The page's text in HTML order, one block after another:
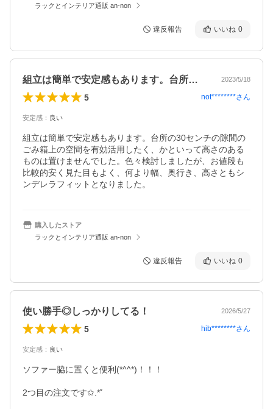
ラックとインテリア通販 an-non
違反報告 いいね 0
組立は簡単で安定感もあります。台所の3… 2023/5/18
5 not********さん
安定感 ： 良い
組立は簡単で安定感もあります。台所の30センチの隙間の
ごみ箱上の空間を有効活用したく、かといって高さのある
ものは置けませんでした。色々検討しましたが、お値段も
比較的安く見た目もよく、何より幅、奥行き、高さともシ
ンデレラフィットとなりました。
購入したストア
ラックとインテリア通販 an-non
違反報告 いいね 0
使い勝手◎しっかりしてる！ 2026/5/27
5 hib********さん
安定感 ： 良い
ソファー脇に置くと便利(*^^*)！！！
2つ目の注文です✩.*˚